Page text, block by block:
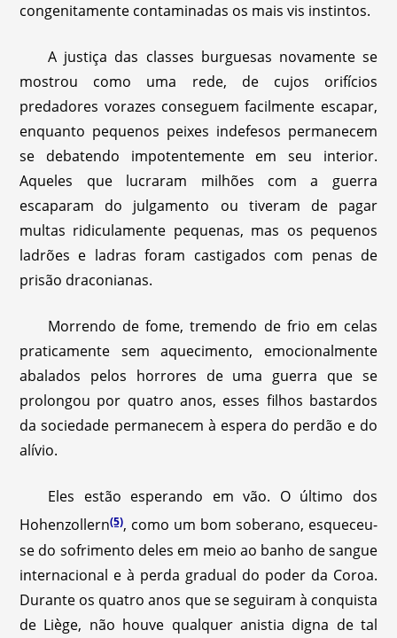
congenitamente contaminadas os mais vis instintos.
A justiça das classes burguesas novamente se
mostrou como uma rede, de cujos orifícios
predadores vorazes conseguem facilmente escapar,
enquanto pequenos peixes indefesos permanecem
se debatendo impotentemente em seu interior.
Aqueles que lucraram milhões com a guerra
escaparam do julgamento ou tiveram de pagar
multas ridiculamente pequenas, mas os pequenos
ladrões e ladras foram castigados com penas de
prisão draconianas.
Morrendo de fome, tremendo de frio em celas
praticamente sem aquecimento, emocionalmente
abalados pelos horrores de uma guerra que se
prolongou por quatro anos, esses filhos bastardos
da sociedade permanecem à espera do perdão e do
alívio.
Eles estão esperando em vão. O último dos
Hohenzollern(5), como um bom soberano, esqueceu-
se do sofrimento deles em meio ao banho de sangue
internacional e à perda gradual do poder da Coroa.
Durante os quatro anos que se seguiram à conquista
de Liège, não houve qualquer anistia digna de tal